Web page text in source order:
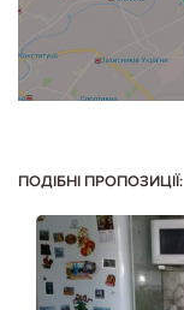
ПОДІБНІ ПРОПОЗИЦІЇ: